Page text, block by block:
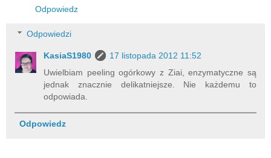
Odpowiedz
Odpowiedzi
KasiaS1980
17 listopada 2012 11:52
Uwielbiam peeling ogórkowy z Ziai, enzymatyczne są
jednak znacznie delikatniejsze. Nie każdemu to
odpowiada.
Odpowiedz